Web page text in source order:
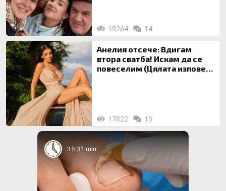
19264 14
Анелия отсече: Вдигам
втора сватба! Искам да се
повеселим (Цялата изповед
17822 15
3 h 31 min